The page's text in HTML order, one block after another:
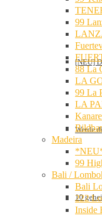
[NEU]
Werde
10
99
88 La
LA
99 La
LA
Madeira
99
Bali /
Bali
222
Inside